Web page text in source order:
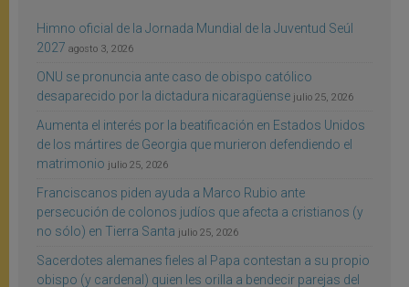
Himno oficial de la Jornada Mundial de la Juventud Seúl
2027 agosto 3, 2026
ONU se pronuncia ante caso de obispo católico
desaparecido por la dictadura nicaragüense julio 25, 2026
Aumenta el interés por la beatificación en Estados Unidos
de los mártires de Georgia que murieron defendiendo el
matrimonio julio 25, 2026
Franciscanos piden ayuda a Marco Rubio ante
persecución de colonos judíos que afecta a cristianos (y
no sólo) en Tierra Santa julio 25, 2026
Sacerdotes alemanes fieles al Papa contestan a su propio
obispo (y cardenal) quien les orilla a bendecir parejas del